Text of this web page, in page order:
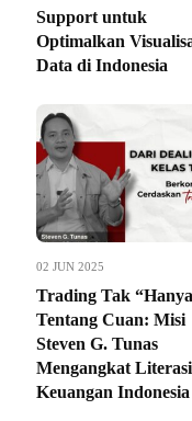
Support untuk
Optimalkan
Data di Indonesia
02 JUN 2025
Trading Tak
Tentang Cuan: Misi
Steven G. Tunas
Mengangkat Literasi
Keuangan Indonesia